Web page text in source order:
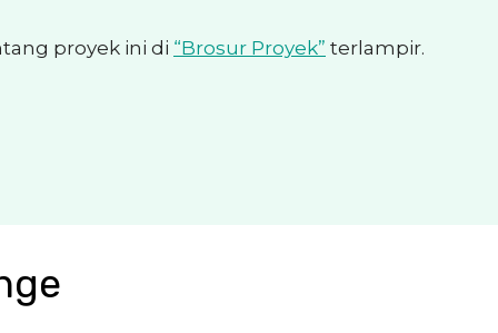
proyek ini di “Brosur Proyek” terlampir.